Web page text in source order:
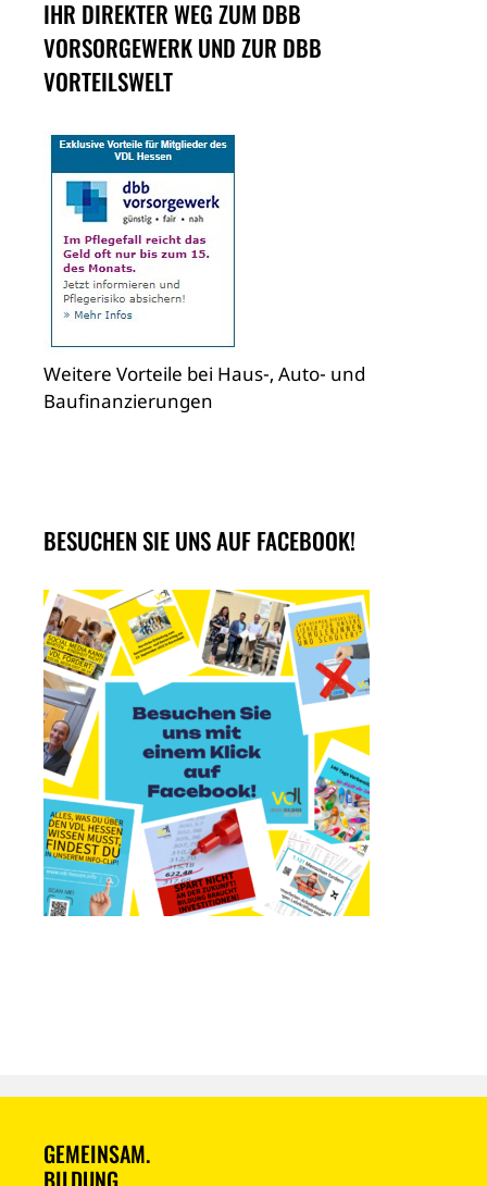
IHR DIREKTER WEG ZUM DBB
VORSORGEWERK UND ZUR DBB
VORTEILSWELT
Weitere Vorteile bei Haus-, Auto- und
Baufinanzierungen
BESUCHEN SIE UNS AUF FACEBOOK!
GEMEINSAM.
BILDUNG.